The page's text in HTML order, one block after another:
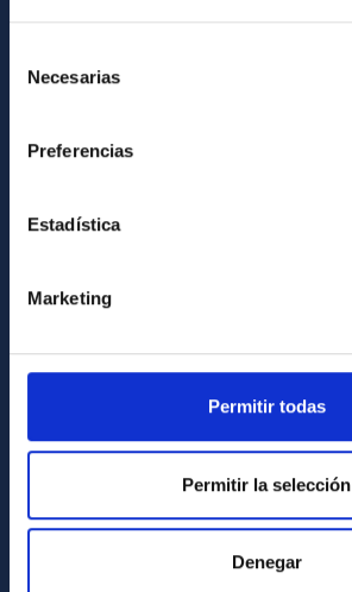
Necesarias
Preferencias
Estadística
Marketing
Permitir todas
Permitir la selección
Denegar
Code of ethics and anti-fraud policy
External funding
IAC Friends
IAC PORTAL
Privacy policy
Cookies policy